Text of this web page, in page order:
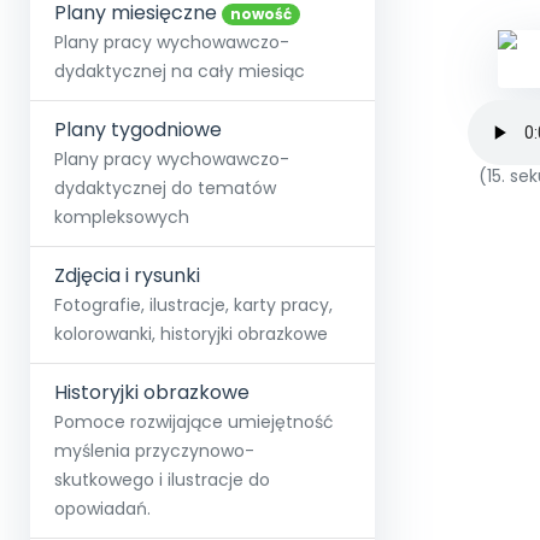
Społeczność
+48 12 631 04 10
kontakt@blizejprzedszkola.pl
O miesięczniku
Strona główna
O Akademii
Akademia
Poznaj pakiet MAX
Testuj przez 7 dni Pełen
Wszystkie projekty
Skontaktuj się
Dodaj wpis
Plany miesięczne nowość
Plany pracy wychowawczo-
dydaktycznej na cały miesiąc
Plany tygodniowe
Plany pracy wychowawczo-
dydaktycznej do tematów
kompleksowych
Zdjęcia i rysunki
Fotografie, ilustracje, karty pracy,
kolorowanki, historyjki obrazkowe
Historyjki obrazkowe
Pomoce rozwijające umiejętność
myślenia przyczynowo-
skutkowego i ilustracje do
opowiadań.
(15.